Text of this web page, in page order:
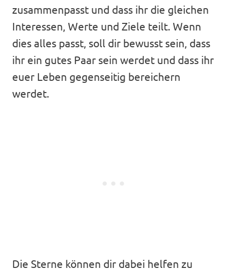
zusammenpasst und dass ihr die gleichen
Interessen, Werte und Ziele teilt. Wenn
dies alles passt, soll dir bewusst sein, dass
ihr ein gutes Paar sein werdet und dass ihr
euer Leben gegenseitig bereichern
werdet.
Die Sterne können dir dabei helfen zu